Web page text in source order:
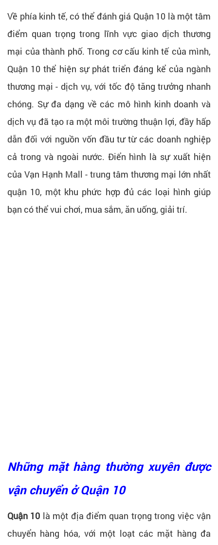
Về phía kinh tế, có thể đánh giá Quận 10 là một tâm
điểm quan trọng trong lĩnh vực giao dịch thương
mại của thành phố. Trong cơ cấu kinh tế của mình,
Quận 10 thể hiện sự phát triển đáng kể của ngành
thương mại - dịch vụ, với tốc độ tăng trưởng nhanh
chóng. Sự đa dạng về các mô hình kinh doanh và
dịch vụ đã tạo ra một môi trường thuận lợi, đầy hấp
dẫn đối với nguồn vốn đầu tư từ các doanh nghiệp
cả trong và ngoài nước. Điển hình là sự xuất hiện
của Vạn Hạnh Mall - trung tâm thương mại lớn nhất
quận 10, một khu phức hợp đủ các loại hình giúp
bạn có thể vui chơi, mua sắm, ăn uống, giải trí.
Những mặt hàng thường xuyên được
vận chuyển ở Quận 10
Quận 10 là một địa điểm quan trọng trong việc vận
chuyển hàng hóa, với một loạt các mặt hàng đa